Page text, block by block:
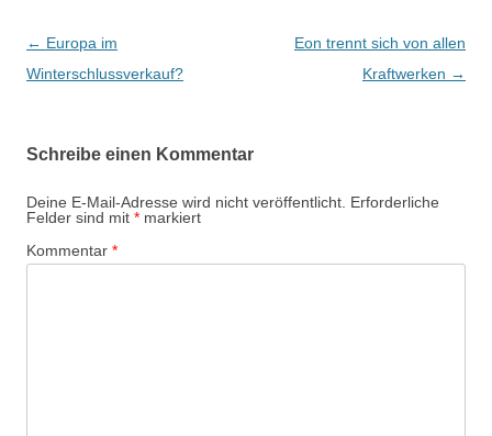
B
e
r
a
g
s
← Europa im
Winterschlussverkauf?
Eon trennt sich von allen
Kraftwerken →
Schreibe einen Kommentar
Deine E-Mail-Adresse wird nicht veröffentlicht. Erforderliche
Felder sind mit * markiert
Kommentar *